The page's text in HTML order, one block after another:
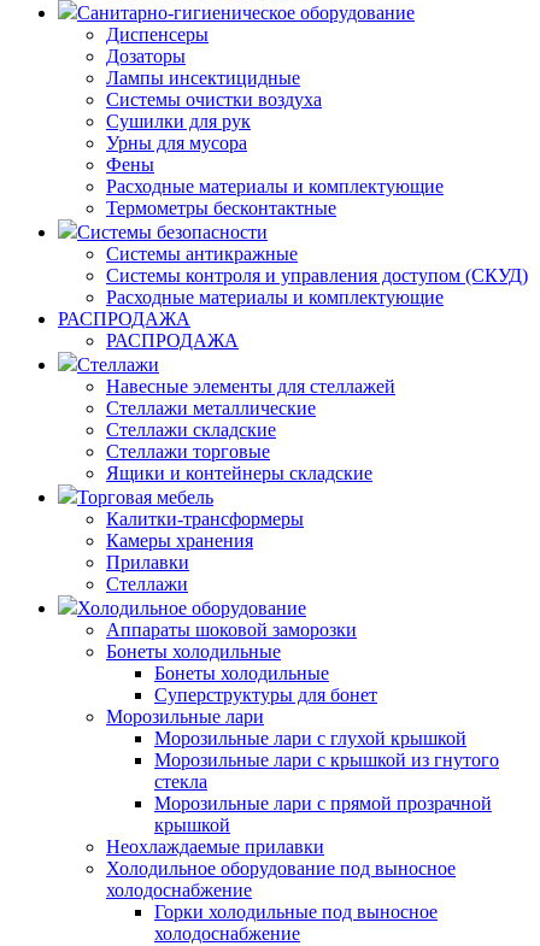
Санитарно-гигиеническое оборудование
Диспенсеры
Дозаторы
Лампы инсектицидные
Системы очистки воздуха
Сушилки для рук
Урны для мусора
Фены
Расходные материалы и комплектующие
Термометры бесконтактные
Системы безопасности
Системы антикражные
Системы контроля и управления доступом (СКУД)
Расходные материалы и комплектующие
РАСПРОДАЖА
РАСПРОДАЖА
Стеллажи
Навесные элементы для стеллажей
Стеллажи металлические
Стеллажи складские
Стеллажи торговые
Ящики и контейнеры складские
Торговая мебель
Калитки-трансформеры
Камеры хранения
Прилавки
Стеллажи
Холодильное оборудование
Аппараты шоковой заморозки
Бонеты холодильные
Бонеты холодильные
Суперструктуры для бонет
Морозильные лари
Морозильные лари с глухой крышкой
Морозильные лари с крышкой из гнутого
стекла
Морозильные лари с прямой прозрачной
крышкой
Неохлаждаемые прилавки
Холодильное оборудование под выносное
холодоснабжение
Горки холодильные под выносное
холодоснабжение